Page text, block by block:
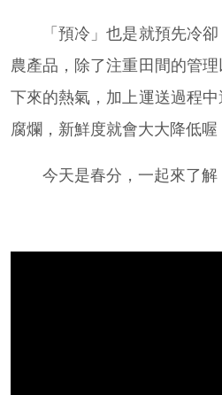
「預冷」也是就預先冷卻
農產品，除了注重田間的管
下來的熱氣，加上運送過程
腐爛，新鮮度就會大大降低喔
今天是春分，一起來了解